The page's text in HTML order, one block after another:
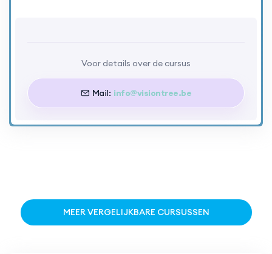
Voor details over de cursus
Mail: info@visiontree.be
MEER VERGELIJKBARE CURSUSSEN